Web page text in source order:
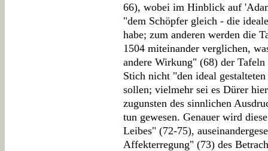
66), wobei im Hinblick auf
"dem Schöpfer gleich - die
habe; zum anderen werden die
1504 miteinander verglichen,
andere Wirkung" (68) der
Stich nicht "den ideal
sollen; vielmehr sei es Dürer
zugunsten des sinnlichen
tun gewesen. Genauer wird
Leibes" (72-75),
Affekterregung" (73) des